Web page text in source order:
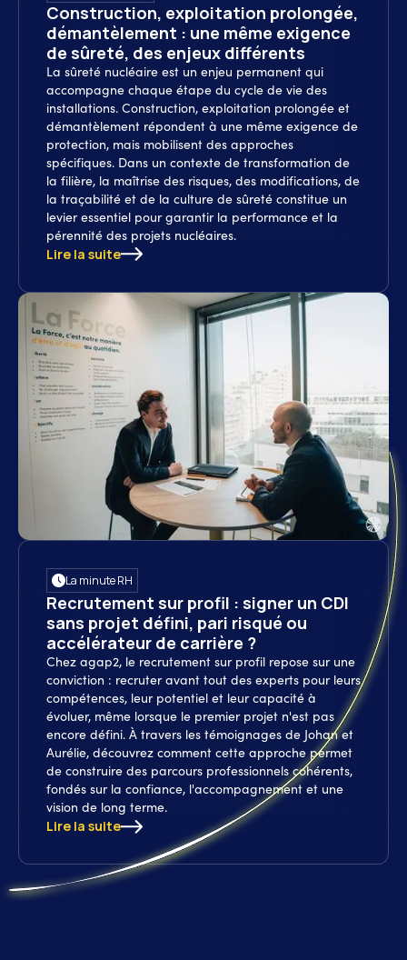
Construction, exploitation prolongée,
démantèlement : une même exigence
de sûreté, des enjeux différents
La sûreté nucléaire est un enjeu permanent qui
accompagne chaque étape du cycle de vie des
installations. Construction, exploitation prolongée et
démantèlement répondent à une même exigence de
protection, mais mobilisent des approches
spécifiques. Dans un contexte de transformation de
la filière, la maîtrise des risques, des modifications, de
la traçabilité et de la culture de sûreté constitue un
levier essentiel pour garantir la performance et la
pérennité des projets nucléaires.
Lire la suite
La minute RH
Recrutement sur profil : signer un CDI
sans projet défini, pari risqué ou
accélérateur de carrière ?
Chez agap2, le recrutement sur profil repose sur une
conviction : recruter avant tout des experts pour leurs
compétences, leur potentiel et leur capacité à
évoluer, même lorsque le premier projet n'est pas
encore défini. À travers les témoignages de Johan et
Aurélie, découvrez comment cette approche permet
de construire des parcours professionnels cohérents,
fondés sur la confiance, l'accompagnement et une
vision de long terme.
Lire la suite